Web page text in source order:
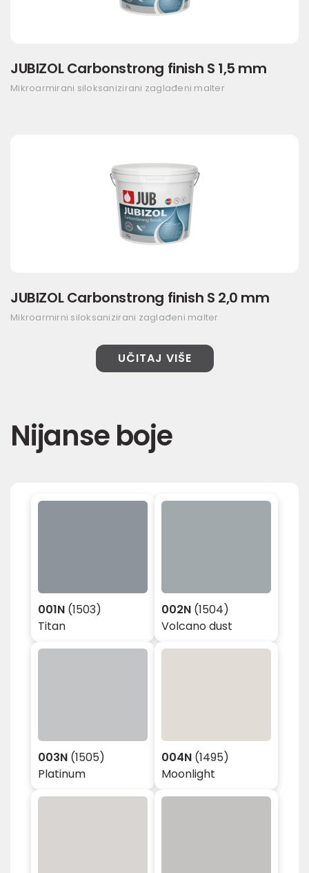
JUBIZOL Carbonstrong finish S 1,5 mm
Mikroarmirani siloksanizirani zaglađeni malter
JUBIZOL Carbonstrong finish S 2,0 mm
Mikroarmirni siloksanizirani zaglađeni malter
UČITAJ VIŠE
Nijanse boje
001N (1503)
Titan
002N (1504)
Volcano dust
003N (1505)
Platinum
004N (1495)
Moonlight